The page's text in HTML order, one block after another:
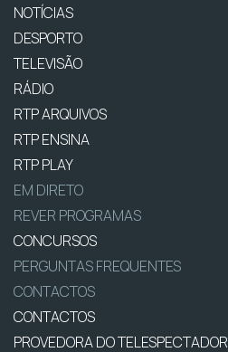
NOTÍCIAS
DESPORTO
TELEVISÃO
RÁDIO
RTP ARQUIVOS
RTP ENSINA
RTP PLAY
EM DIRETO
REVER PROGRAMAS
CONCURSOS
PERGUNTAS FREQUENTES
CONTACTOS
CONTACTOS
PROVEDORA DO TELESPECTADOR